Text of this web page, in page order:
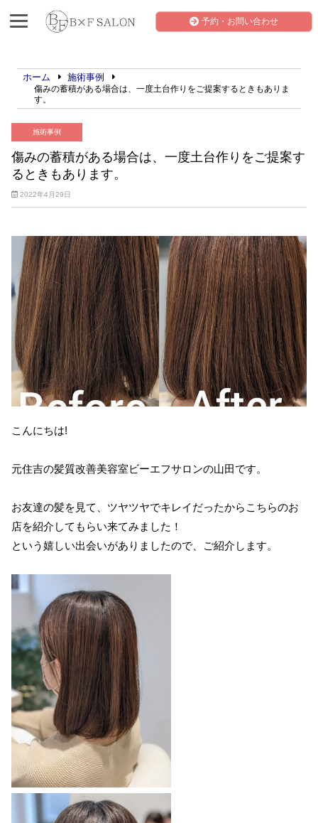
予約・お問い合わせ
ホーム 施術事例
傷みの蓄積がある場合は、一度土台作りをご提案するときもありま
す。
施術事例
傷みの蓄積がある場合は、一度土台作りをご提案す
るときもあります。
2022年4月29日
こんにちは!
元住吉の髪質改善美容室ビーエフサロンの山田です。
お友達の髪を見て、ツヤツヤでキレイだったからこちらのお
店を紹介してもらい来てみました！
という嬉しい出会いがありましたので、ご紹介します。